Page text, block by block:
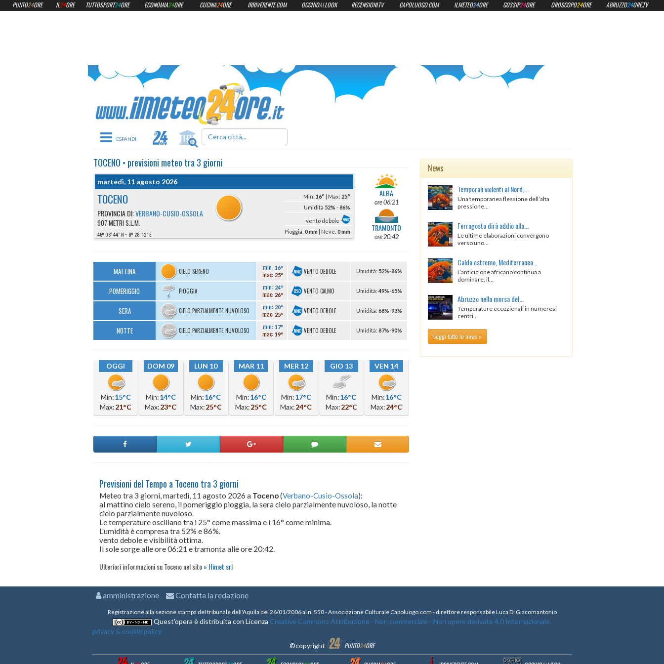
ilmeteo24ore.it
Toggle navigation
TOCENO • previsioni meteo tra 3 giorni
martedì, 11 agosto 2026
TOCENO
PROVINCIA DI:VERBANO-CUSIO-OSSOLA
907 METRI S.L.M.
46º 08′ 44″ N 8º 28′ 12″ E
Min:16° | Max: 25°
Umidità 52%-86%
vento debole
Pioggia:0 mm | Neve:0 mm
ALBA
ore 06:21
TRAMONTO
ore 20:42
MATTINA CIELO SERENO min: 16º
max: 25º VENTO DEBOLE Umidità: 52%-86%
POMERIGGIO PIOGGIA min: 24º
max: 26º VENTO CALMO Umidità: 49%-65%
SERA CIELO PARZIALMENTE NUVOLOSO min: 20º
max: 25º VENTO DEBOLE Umidità: 68%-93%
NOTTE CIELO PARZIALMENTE NUVOLOSO min: 17º
max: 19º VENTO DEBOLE Umidità: 87%-90%
OGGI
Min:15°C
Max:21°C
DOM 09
Min:14°C
Max:23°C
LUN 10
Min:16°C
Max:25°C
MAR 11
Min:16°C
Max:25°C
MER 12
Min:17°C
Max:24°C
GIO 13
Min:16°C
Max:22°C
VEN 14
Min:16°C
Max:24°C
Previsioni del Tempo a Toceno tra 3 giorni
Meteo tra 3 giorni, martedì, 11 agosto 2026 a Toceno(Verbano-Cusio-Ossola):
al mattino cielo sereno, il pomeriggio pioggia, la sera cielo parzialmente nuvoloso, la notte
cielo parzialmente nuvoloso.
Le temperature oscillano tra i 25° come massima e i 16° come minima.
L'umidità è compresa tra 52% e 86%.
vento debole e visibilità ottima.
Il sole sorge alle ore 06:21 e tramonta alle ore 20:42.
Ulteriori informazioni su Toceno nel sito Himet srl
News
Temporali violenti al Nord,...
Una temporanea flessione dell’alta
pressione...
Ferragosto dirà addio alla...
Le ultime elaborazioni convergono
verso uno...
Caldo estremo, Mediterraneo...
L’anticiclone africano continua a
dominare, il...
Abruzzo nella morsa del...
Temperature eccezionali in numerosi
centri...
Leggi tutte le news »
PUNTO24ORE IL24ORE TUTTOSPORT24ORE ECONOMIA24ORE CUCINA24ORE IRRIVERENTE.COM OCCHIOALLOOK RECENSIONI.TV CAPOLUOGO.COM ILMETEO24ORE GOSSIP24ORE OROSCOPO24ORE ABRUZZO24ORE.TV
amministrazione Contatta la redazione
Registrazione alla sezione stampa del tribunale dell'Aquila del 26/01/2006 al n. 550 - Associazione Culturale Capoluogo.com - direttore responsabile Luca Di Giacomantonio
Quest'opera è distribuita con Licenza Creative Commons Attribuzione - Non commerciale - Non opere derivate 4.0 Internazionale.
privacy & cookie policy
©copyright
PUNTO24ORE